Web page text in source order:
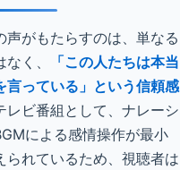
声がもたらすのは、単なる
く、
「この人たちは本当
言っている」という信頼感
レビ番組として、ナレーシ
による感情操作が最小
られているため、視聴者は